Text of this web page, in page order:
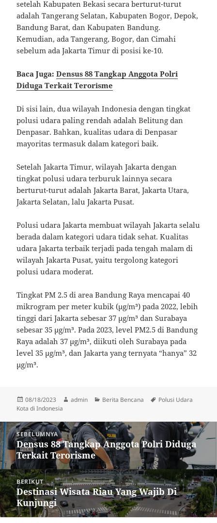
setelah Kabupaten Bekasi secara berturut-turut
adalah Tangerang Selatan, Kabupaten Bogor, Depok,
Bandung Barat, dan Kabupaten Bandung.
Kemudian, ada Tangerang, Bogor, dan Cimahi
sebelum ada Jakarta Timur di posisi ke-10.
Baca Juga:Densus 88 Tangkap Anggota Polri
Diduga Terkait Terorisme
Di sisi lain, dua wilayah Indonesia dengan tingkat
polusi udara paling rendah adalah Belitung dan
Denpasar. Bahkan, kualitas udara di Denpasar
mayoritas termasuk dalam kategori baik.
Setelah Jakarta Timur, wilayah Jakarta dengan
tingkat polusi udara terburuk lainnya secara
berturut-turut adalah Jakarta Barat, Jakarta Utara,
Jakarta Selatan, lalu Jakarta Pusat.
Polusi udara Jakarta membuat wilayah Jakarta selalu
berada dalam kategori udara tidak sehat. Kualitas
udara Jakarta terbaik terjadi pada tengah malam di
wilayah Jakarta Pusat, yaitu tergolong kategori
polusi udara moderat.
Tingkat PM 2.5 di area Bandung Raya mencapai 40
mikrogram per meter kubik (µg/m³) pada 2022, lebih
tinggi dari Jakarta sebesar 37 µg/m³ dan Surabaya
sebesar 35 µg/m³. Pada 2023, level PM2.5 di Bandung
Raya adalah 37 µg/m³, diikuti oleh Surabaya pada
level 35 µg/m³, dan Jakarta yang ternyata “hanya” 32
µg/m³.
Diposkan
pada
08/18/2023 Penulis
admin Kategori
Berita Bencana Tag
Polusi Udara
Kota di Indonesia
Navigasi
pos SEBELUMNYA
Pos
sebelumnya:
Densus 88 Tangkap Anggota Polri Diduga
Terkait Terorisme
BERIKUT
Pos
berikutnya:
Destinasi Wisata Riau Yang Wajib Di
Kunjungi